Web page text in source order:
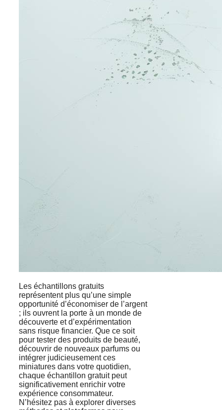
Les échantillons gratuits
représentent plus qu’une simple
opportunité d’économiser de l’argent
; ils ouvrent la porte à un monde de
découverte et d’expérimentation
sans risque financier. Que ce soit
pour tester des produits de beauté,
découvrir de nouveaux parfums ou
intégrer judicieusement ces
miniatures dans votre quotidien,
chaque échantillon gratuit peut
significativement enrichir votre
expérience consommateur.
N’hésitez pas à explorer diverses